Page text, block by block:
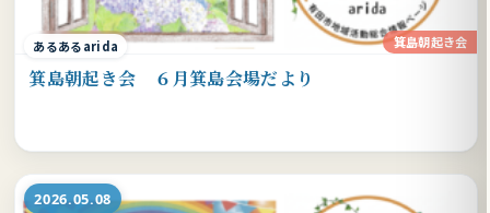
あるあるarida
箕島朝起き会 ６月箕島会場だより
箕島朝起き会
2026.05.08